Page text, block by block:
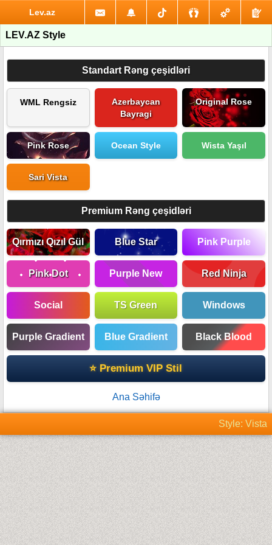
Lev.az
LEV.AZ Style
Standart Rəng çeşidləri
WML Rengsiz
Azerbaycan
Bayragi
Original Rose
Pink Rose Ocean Style Wista Yaşıl
Sari Vista
Premium Rəng çeşidləri
Qırmızı Qızıl Gül Blue Star Pink Purple
Pink Dot Purple New Red Ninja
Social TS Green Windows
Purple Gradient Blue Gradient Black Blood
⭐ Premium VIP Stil
Ana Səhifə
Style: Vista